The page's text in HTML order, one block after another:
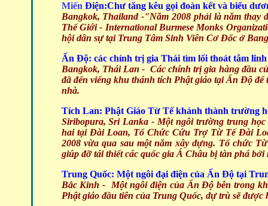
Miến Điện:Chư tăng kêu gọi đoàn kết và biểu
Bangkok, Thailand-"Năm 2008 phải là năm thay
Thế Giới - International Burmese Monks
hội dân sự tại Trung Tâm Sinh Viên Cơ Đốc ở
Ấn Độ: các chính trị gia Thái tìm lối thoát tâm
Bangkok, Thái Lan - Các chính trị gia hàng đầu
đã đến viếng khu thánh tích Phật giáo tại Ấn Độ
nhà.
Tích Lan: Phật Giáo Từ Tế khánh thành trường
Siribopura, Sri Lanka - Một ngôi trường trung
hai tại Đài Loan, Tổ Chức Cứu Trợ Từ Tế Đài
2008 vừa qua sau một năm xây dựng. Tổ chức
giúp đỡ tái thiết các quốc gia Á Châu bị tàn phá
Trung Quốc: Một ngôi đại điện của Ấn Độ tại
Bắc Kinh - Một ngôi điện của Ấn Độ bên trong
Phật giáo đầu tiên của Trung Quốc, dự trù sẽ được